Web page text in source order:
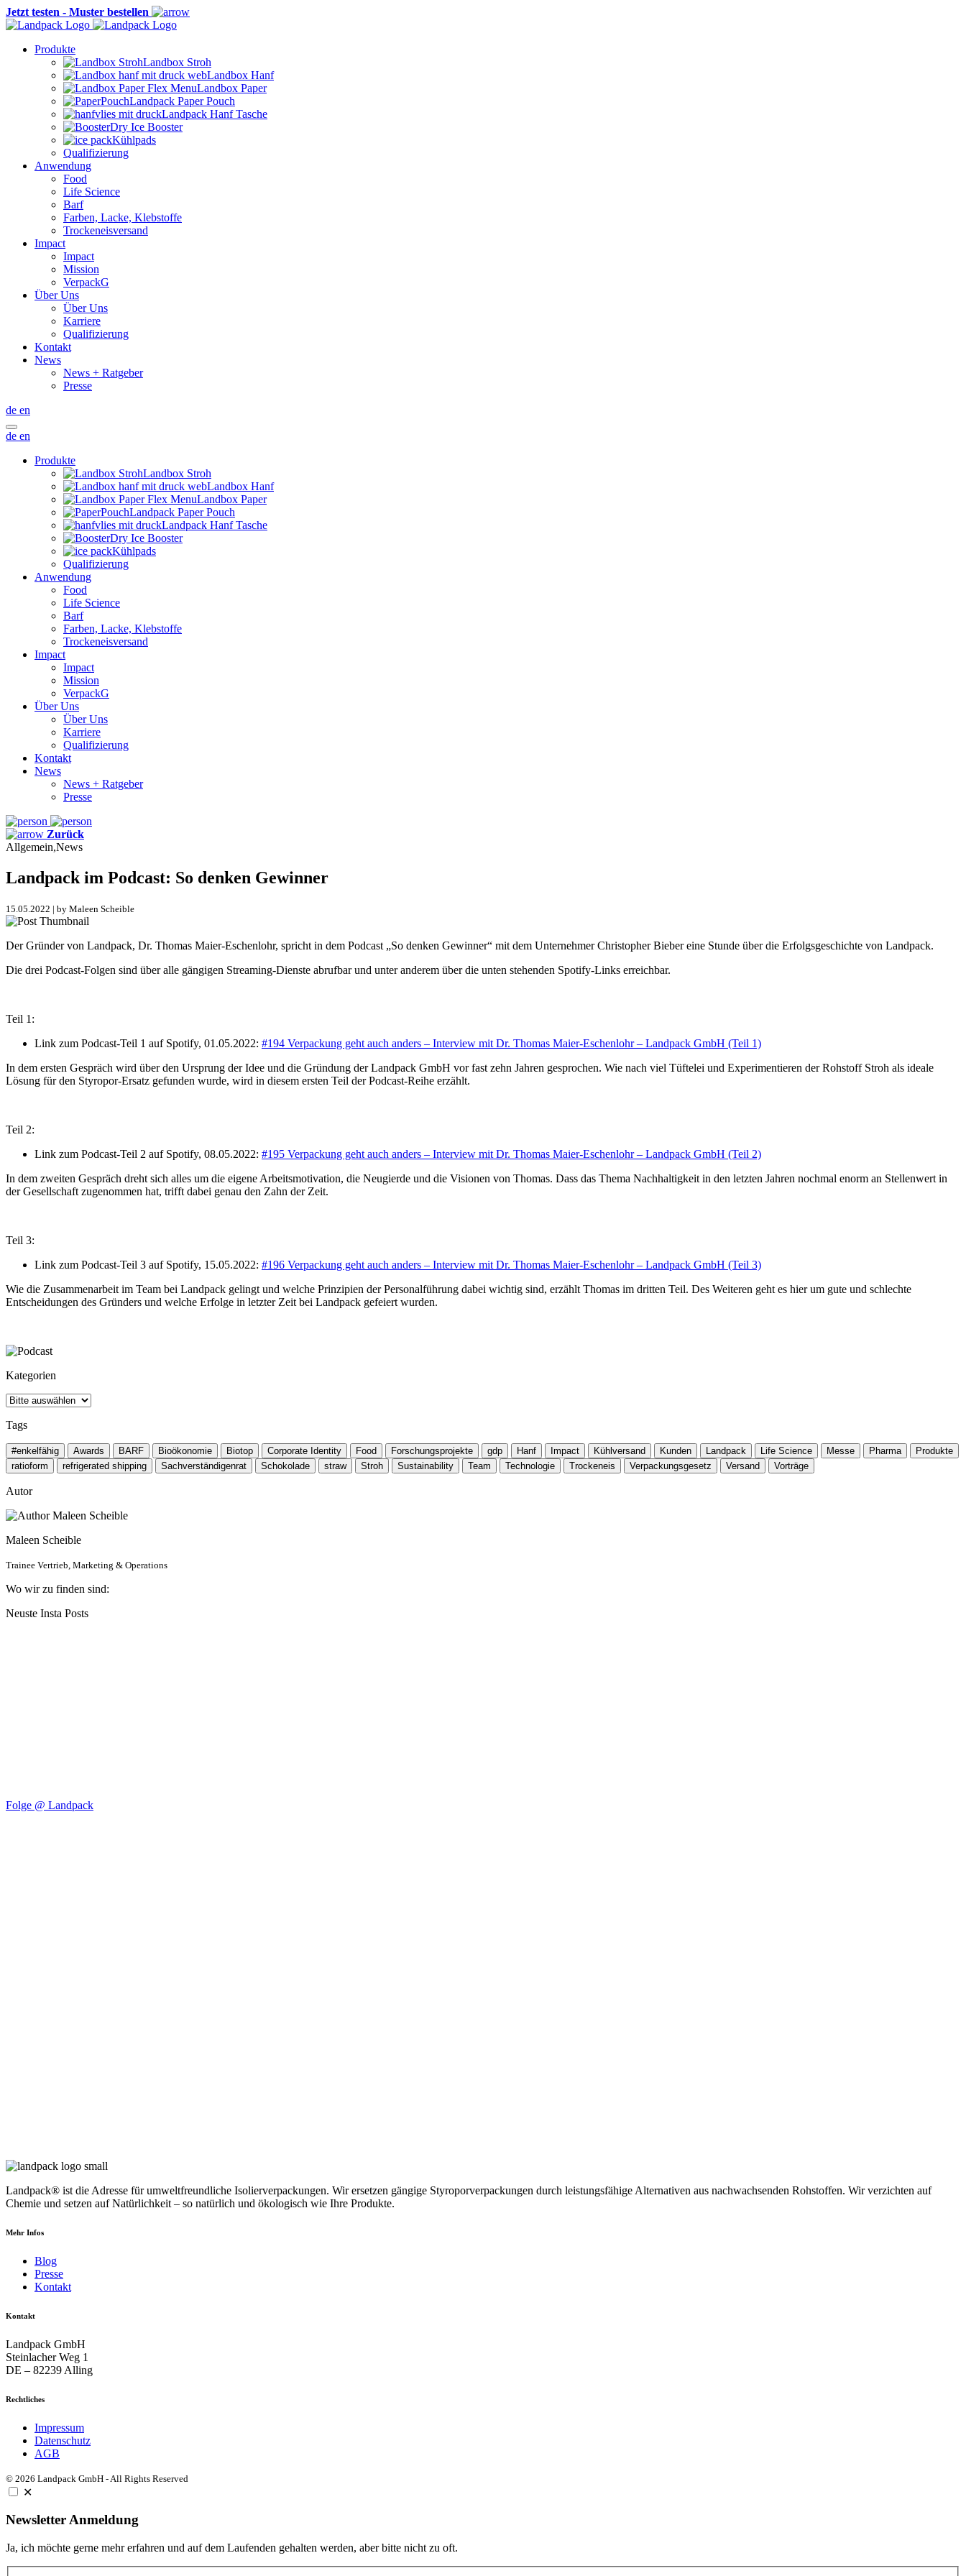
Jetzt testen - Muster bestellen
Produkte
Landbox Stroh
Landbox Hanf
Landbox Paper
Landpack Paper Pouch
Landpack Hanf Tasche
Dry Ice Booster
Kühlpads
Qualifizierung
Anwendung
Food
Life Science
Barf
Farben, Lacke, Klebstoffe
Trockeneisversand
Impact
Impact
Mission
VerpackG
Über Uns
Über Uns
Karriere
Qualifizierung
Kontakt
News
News + Ratgeber
Presse
de en
de en
Produkte
Landbox Stroh
Landbox Hanf
Landbox Paper
Landpack Paper Pouch
Landpack Hanf Tasche
Dry Ice Booster
Kühlpads
Qualifizierung
Anwendung
Food
Life Science
Barf
Farben, Lacke, Klebstoffe
Trockeneisversand
Impact
Impact
Mission
VerpackG
Über Uns
Über Uns
Karriere
Qualifizierung
Kontakt
News
News + Ratgeber
Presse
Zurück
Allgemein,News
Landpack im Podcast: So denken Gewinner
15.05.2022 | by Maleen Scheible
Der Gründer von Landpack, Dr. Thomas Maier-Eschenlohr, spricht in dem Podcast „So denken Gewinner“ mit dem Unternehmer Christopher Bieber eine Stunde über die Erfolgsgeschichte von Landpack.
Die drei Podcast-Folgen sind über alle gängigen Streaming-Dienste abrufbar und unter anderem über die unten stehenden Spotify-Links erreichbar.
Teil 1:
Link zum Podcast-Teil 1 auf Spotify, 01.05.2022: #194 Verpackung geht auch anders – Interview mit Dr. Thomas Maier-Eschenlohr – Landpack GmbH (Teil 1)
In dem ersten Gespräch wird über den Ursprung der Idee und die Gründung der Landpack GmbH vor fast zehn Jahren gesprochen. Wie nach viel Tüftelei und Experimentieren der Rohstoff Stroh als ideale
Lösung für den Styropor-Ersatz gefunden wurde, wird in diesem ersten Teil der Podcast-Reihe erzählt.
Teil 2:
Link zum Podcast-Teil 2 auf Spotify, 08.05.2022: #195 Verpackung geht auch anders – Interview mit Dr. Thomas Maier-Eschenlohr – Landpack GmbH (Teil 2)
In dem zweiten Gespräch dreht sich alles um die eigene Arbeitsmotivation, die Neugierde und die Visionen von Thomas. Dass das Thema Nachhaltigkeit in den letzten Jahren nochmal enorm an Stellenwert in
der Gesellschaft zugenommen hat, trifft dabei genau den Zahn der Zeit.
Teil 3:
Link zum Podcast-Teil 3 auf Spotify, 15.05.2022: #196 Verpackung geht auch anders – Interview mit Dr. Thomas Maier-Eschenlohr – Landpack GmbH (Teil 3)
Wie die Zusammenarbeit im Team bei Landpack gelingt und welche Prinzipien der Personalführung dabei wichtig sind, erzählt Thomas im dritten Teil. Des Weiteren geht es hier um gute und schlechte
Entscheidungen des Gründers und welche Erfolge in letzter Zeit bei Landpack gefeiert wurden.
Kategorien
Tags
#enkelfähig Awards BARF Bioökonomie Biotop Corporate Identity Food Forschungsprojekte gdp Hanf Impact Kühlversand Kunden Landpack Life Science Messe Pharma
Produkte
ratioform
refrigerated shipping Sachverständigenrat Schokolade straw Stroh Sustainability Team Technologie Trockeneis Verpackungsgesetz Versand Vorträge
Autor
Maleen Scheible
Trainee Vertrieb, Marketing & Operations
Wo wir zu finden sind:
Neuste Insta Posts
Folge @ Landpack
Landpack® ist die Adresse für umweltfreundliche Isolierverpackungen. Wir ersetzen gängige Styroporverpackungen durch leistungsfähige Alternativen aus nachwachsenden Rohstoffen. Wir verzichten auf
Chemie und setzen auf Natürlichkeit – so natürlich und ökologisch wie Ihre Produkte.
Mehr Infos
Blog
Presse
Kontakt
Kontakt
Landpack GmbH
Steinlacher Weg 1
DE – 82239 Alling
Rechtliches
Impressum
Datenschutz
AGB
© 2026 Landpack GmbH - All Rights Reserved
✕
Newsletter Anmeldung
Ja, ich möchte gerne mehr erfahren und auf dem Laufenden gehalten werden, aber bitte nicht zu oft.